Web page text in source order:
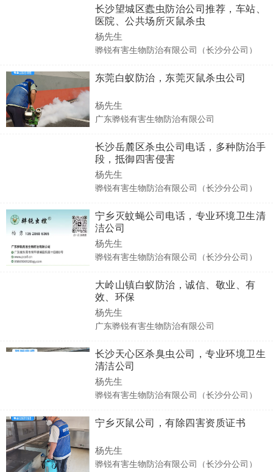
长沙望城区蠹虫防治公司推荐，车站、
医院、公共场所灭鼠杀虫
杨先生
骅锐有害生物防治有限公司（长沙分公司）
东莞白蚁防治，东莞灭鼠杀虫公司
杨先生
广东骅锐有害生物防治有限公司
长沙岳麓区杀虫公司电话，多种防治手
段，抵御四害侵害
杨先生
骅锐有害生物防治有限公司（长沙分公司）
宁乡灭蚊蝇公司电话，专业环境卫生清
洁公司
杨先生
骅锐有害生物防治有限公司（长沙分公司）
大岭山镇白蚁防治，诚信、敬业、有
效、环保
杨先生
广东骅锐有害生物防治有限公司
长沙天心区杀臭虫公司，专业环境卫生
清洁公司
杨先生
骅锐有害生物防治有限公司（长沙分公司）
宁乡灭鼠公司，有除四害资质证书
杨先生
骅锐有害生物防治有限公司（长沙分公司）